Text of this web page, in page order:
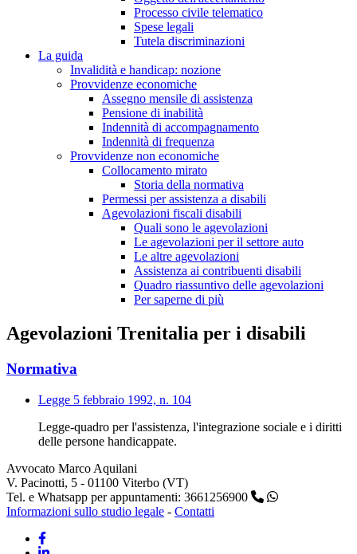
Processo civile telematico
Spese legali
Tutela discriminazioni
La guida
Invalidità e handicap: nozione
Provvidenze economiche
Assegno mensile di assistenza
Pensione di inabilità
Indennità di accompagnamento
Indennità di frequenza
Provvidenze non economiche
Collocamento mirato
Storia della normativa
Permessi per assistenza a disabili
Agevolazioni fiscali disabili
Quali sono le agevolazioni
Le agevolazioni per il settore auto
Le altre agevolazioni
Assistenza ai contribuenti disabili
Quadro riassuntivo delle agevolazioni
Per saperne di più
Agevolazioni Trenitalia per i disabili
Normativa
Legge 5 febbraio 1992, n. 104
Legge-quadro per l'assistenza, l'integrazione sociale e i diritti
delle persone handicappate.
Avvocato Marco Aquilani
V. Pacinotti, 5 - 01100 Viterbo (VT)
Tel. e Whatsapp per appuntamenti: 3661256900
Informazioni sullo studio legale - Contatti
Facebook